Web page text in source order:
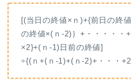
[(当日の終値×ｎ)+{前日の終
の終値×(ｎ-2)｝+・・・・・
×2}+(ｎ-1)日前の終値]
÷{(ｎ+(ｎ-1)+(ｎ-2)+・・・